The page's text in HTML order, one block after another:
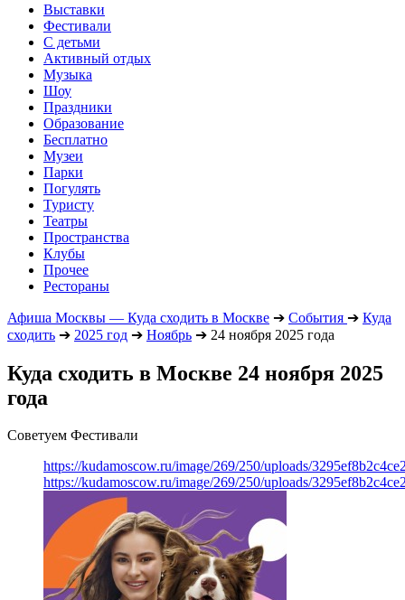
Выставки
Фестивали
С детьми
Активный отдых
Музыка
Шоу
Праздники
Образование
Бесплатно
Музеи
Парки
Погулять
Туристу
Театры
Пространства
Клубы
Прочее
Рестораны
Афиша Москвы — Куда сходить в Москве ➔ События ➔ Куда
сходить ➔ 2025 год ➔ Ноябрь ➔ 24 ноября 2025 года
Куда сходить в Москве 24 ноября 2025
года
Советуем Фестивали
https://kudamoscow.ru/image/269/250/uploads/
https://kudamoscow.ru/image/269/250/uploads/